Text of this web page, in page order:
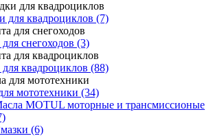
для квадроциклов (7)
снегоходов (3)
квадроциклов (88)
мототехники (34)
MOTUL моторные и трансмиссионые
(6)